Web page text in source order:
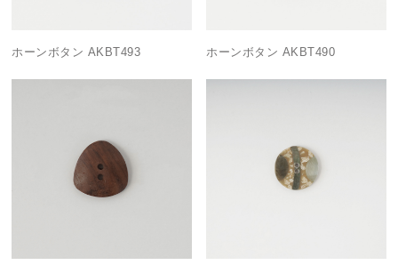
ホーンボタン AKBT493 ホーンボタン AKBT490